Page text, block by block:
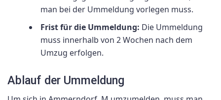
man bei der Ummeldung vorlegen muss.
Frist für die Ummeldung: Die Ummeldung
muss innerhalb von 2 Wochen nach dem
Umzug erfolgen.
Ablauf der Ummeldung